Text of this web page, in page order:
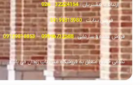
ارتباط با مشتریان : 32224154 – 024
فروش سایت :09199818980
فروش عمده و سازمانی :09196732588
–
09199818853
تمامی حقوق متعلق به فروشگاه مس ناب زنجان می باشد.